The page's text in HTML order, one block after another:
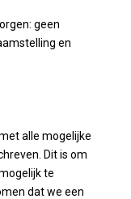
geen
en
alle mogelijke
Dit is om
te
dat we een